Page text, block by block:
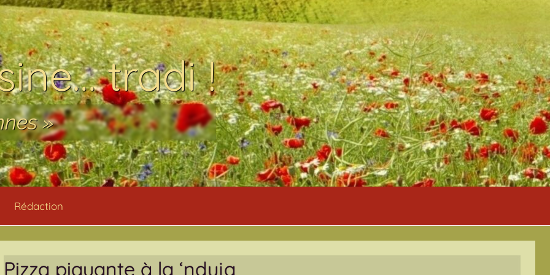
tradi !
»
Rédaction
Pizza piquante à la ‘nduja